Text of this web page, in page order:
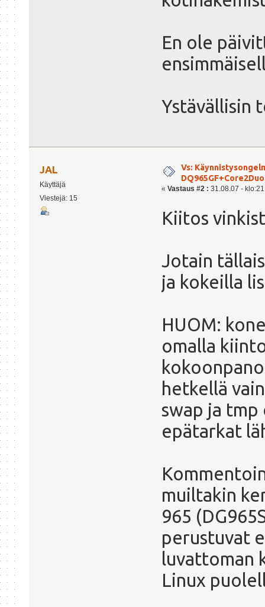
En ole
Ystävällisin
JAL
Käyttäjä
Viestejä: 15
Vs:
DQ965GF+Core2Duo
« Vastaus #2 : 31.08.07 -
Kiitos
Jotain
ja kokeilla
HUOM:
omalla
hetkellä
swap ja
epätarkat
muiltakin
965
perustuvat
luvattoman
Linux